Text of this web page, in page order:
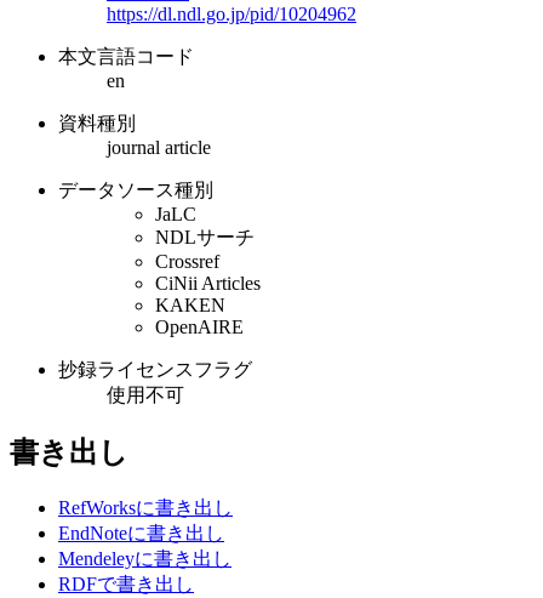
https://dl.ndl.go.jp/pid/10204962
本文言語コード
en
資料種別
journal article
データソース種別
JaLC
NDLサーチ
Crossref
CiNii Articles
KAKEN
OpenAIRE
抄録ライセンスフラグ
使用不可
書き出し
RefWorksに書き出し
EndNoteに書き出し
Mendeleyに書き出し
RDFで書き出し